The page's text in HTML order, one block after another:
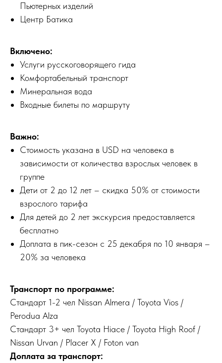
Пьютерных изделий
Центр Батика
Включено:
Услуги русскоговорящего гида
Комфортабельный транспорт
Минеральная вода
Входные билеты по маршруту
Важно:
Стоимость указана в USD на человека в
зависимости от количества взрослых человек в
группе
Дети от 2 до 12 лет – скидка 50% от стоимости
взрослого тарифа
Для детей до 2 лет экскурсия предоставляется
бесплатно
Доплата в пик-сезон c 25 декабря по 10 января –
20% за человека
Транспорт по программе:
Стандарт 1-2 чел Nissan Almera / Toyota Vios /
Perodua Alza
Стандарт 3+ чел Toyota Hiace / Toyota High Roof /
Nissan Urvan / Placer X / Foton van
Доплата за транспорт: